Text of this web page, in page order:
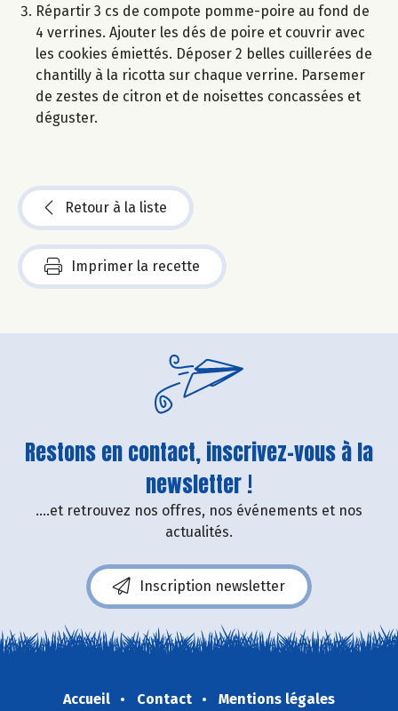
Répartir 3 cs de compote pomme-poire au fond de
4 verrines. Ajouter les dés de poire et couvrir avec
les cookies émiettés. Déposer 2 belles cuillerées de
chantilly à la ricotta sur chaque verrine. Parsemer
de zestes de citron et de noisettes concassées et
déguster.
Retour à la liste
Imprimer la recette
Restons en contact, inscrivez-vous à la
newsletter !
....et retrouvez nos offres, nos événements et nos
actualités.
Inscription newsletter
Accueil Contact
Mentions légales